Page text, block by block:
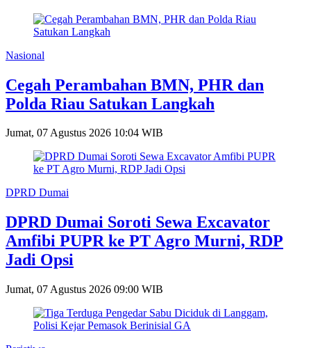
Nasional
Cegah Perambahan BMN, PHR dan
Polda Riau Satukan Langkah
Jumat, 07 Agustus 2026 10:04 WIB
DPRD Dumai
DPRD Dumai Soroti Sewa Excavator
Amfibi PUPR ke PT Agro Murni, RDP
Jadi Opsi
Jumat, 07 Agustus 2026 09:00 WIB